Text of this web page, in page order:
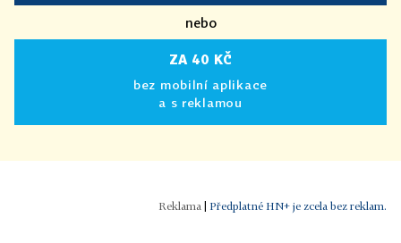
nebo
ZA 40 KČ
bez mobilní aplikace
a s reklamou
Předplatné HN+ je zcela bez reklam.